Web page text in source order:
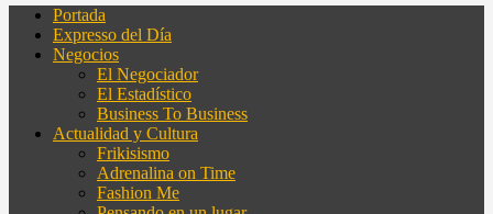
Portada
Expresso del Día
Negocios
El Negociador
El Estadístico
Business To Business
Actualidad y Cultura
Frikisismo
Adrenalina on Time
Fashion Me